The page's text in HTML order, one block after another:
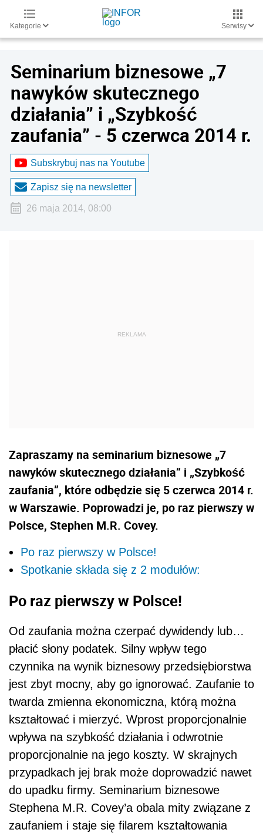
Kategorie Serwisy
Seminarium biznesowe „7
nawyków skutecznego
działania” i „Szybkość
zaufania” - 5 czerwca 2014 r.
Subskrybuj nas na Youtube
Zapisz się na newsletter
26 maja 2014, 08:00
Zapraszamy na seminarium biznesowe „7
nawyków skutecznego działania” i „Szybkość
zaufania”, które odbędzie się 5 czerwca 2014 r.
w Warszawie. Poprowadzi je, po raz pierwszy w
Polsce, Stephen M.R. Covey.
Po raz pierwszy w Polsce!
Spotkanie składa się z 2 modułów:
Po raz pierwszy w Polsce!
Od zaufania można czerpać dywidendy lub…
płacić słony podatek. Silny wpływ tego
czynnika na wynik biznesowy przedsiębiorstwa
jest zbyt mocny, aby go ignorować. Zaufanie to
twarda zmienna ekonomiczna, którą można
kształtować i mierzyć. Wprost proporcjonalnie
wpływa na szybkość działania i odwrotnie
proporcjonalnie na jego koszty. W skrajnych
przypadkach jej brak może doprowadzić nawet
do upadku firmy. Seminarium biznesowe
Stephena M.R. Covey’a obala mity związane z
zaufaniem i staje się filarem kształtowania